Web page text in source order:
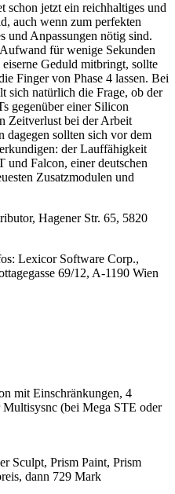
schon jetzt ein reichhaltiges und
auch wenn zum perfekten
und Anpassungen nötig sind.
für wenige Sekunden
Geduld mitbringt, sollte
Finger von Phase 4 lassen. Bei
sich natürlich die Frage, ob der
gegenüber einer Silicon
Zeitverlust bei der Arbeit
dagegen sollten sich vor dem
der Lauffähigkeit
und Falcon, einer deutschen
Zusatzmodulen und
Hagener Str. 65, 5820
Lexicor Software Corp.,
69/12, A-1190 Wien
mit Einschränkungen, 4
(bei Mega STE oder
Sculpt, Prism Paint, Prism
dann 729 Mark